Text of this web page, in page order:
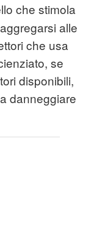
che stimola
alle
che usa
se
disponibili,
danneggiare